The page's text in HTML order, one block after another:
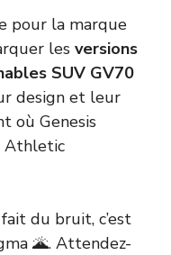
pour la marque
les versions
SUV GV70
design et leur
où Genesis
Athletic
du bruit, c’est
🌋. Attendez-